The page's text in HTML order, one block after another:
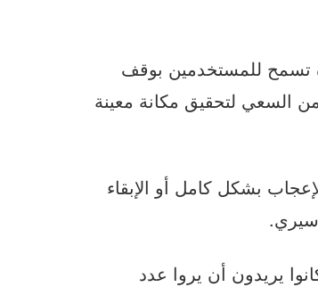
تسمح للمستخدمين بوقف
السعي لتحقيق مكانة معينة
بشكل كامل أو الإبقاء
يريدون أن يروا عدد